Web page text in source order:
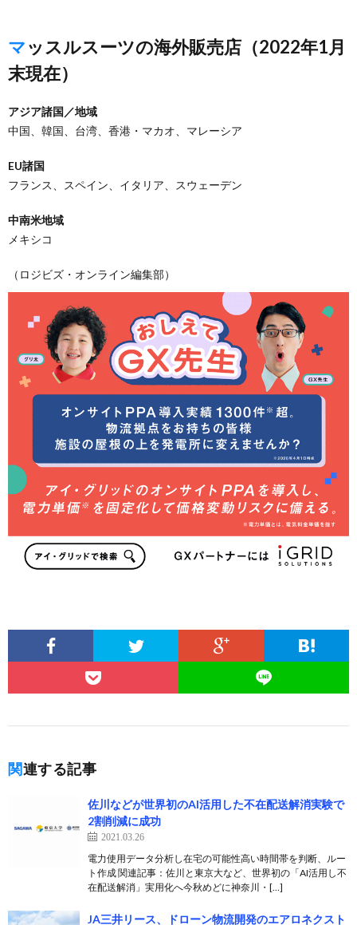
マッスルスーツの海外販売店（2022年1月
末現在）
アジア諸国／地域
中国、韓国、台湾、香港・マカオ、マレーシア
EU諸国
フランス、スペイン、イタリア、スウェーデン
中南米地域
メキシコ
（ロジビズ・オンライン編集部）
関連する記事
佐川などが世界初のAI活用した不在配送解消実験で
2割削減に成功
2021.03.26
電力使用データ分析し在宅の可能性高い時間帯を判断、ルー
ト作成 関連記事：佐川と東京大など、世界初の「AI活用し不
在配送解消」実用化へ今秋めどに神奈川・[…]
JA三井リース、ドローン物流開発のエアロネクスト